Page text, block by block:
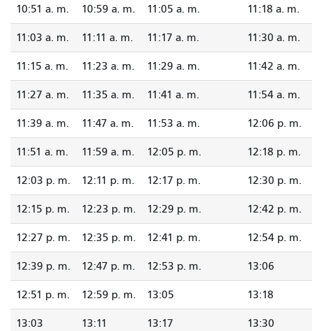
10:51 a. m. 10:59 a. m. 11:05 a. m. 11:18 a. m.
11:03 a. m. 11:11 a. m. 11:17 a. m. 11:30 a. m.
11:15 a. m. 11:23 a. m. 11:29 a. m. 11:42 a. m.
11:27 a. m. 11:35 a. m. 11:41 a. m. 11:54 a. m.
11:39 a. m. 11:47 a. m. 11:53 a. m. 12:06 p. m.
11:51 a. m. 11:59 a. m. 12:05 p. m. 12:18 p. m.
12:03 p. m. 12:11 p. m. 12:17 p. m. 12:30 p. m.
12:15 p. m. 12:23 p. m. 12:29 p. m. 12:42 p. m.
12:27 p. m. 12:35 p. m. 12:41 p. m. 12:54 p. m.
12:39 p. m. 12:47 p. m. 12:53 p. m. 13:06
12:51 p. m. 12:59 p. m. 13:05 13:18
13:03 13:11 13:17 13:30